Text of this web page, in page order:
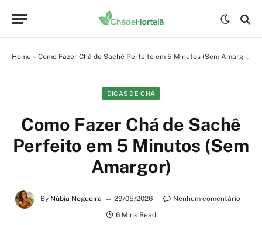
Home » Como Fazer Chá de Sachê Perfeito em 5 Minutos (Sem Amargor)
DICAS DE CHÁ
Como Fazer Chá de Sachê
Perfeito em 5 Minutos (Sem
Amargor)
By Núbia Nogueira 29/05/2026
Nenhum comentário
6 Mins Read